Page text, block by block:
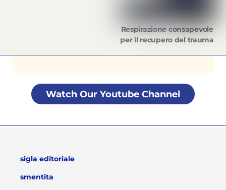
Respirazione consapevole
per il recupero del trauma
Watch Our Youtube Channel
sigla editoriale
smentita